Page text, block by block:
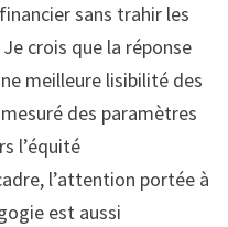
sans trahir les
crois que la réponse
meilleure lisibilité des
des paramètres
l’équité
l’attention portée à
est aussi